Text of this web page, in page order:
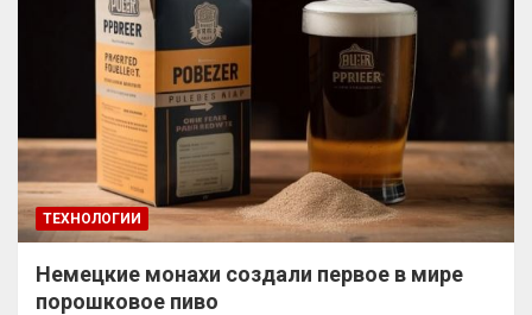
ТЕХНОЛОГИИ
Немецкие монахи создали первое в мире
порошковое пиво